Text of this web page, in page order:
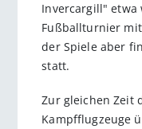
Invercargill" etwa
Fußballturnier mit
der Spiele aber
statt.
Zur gleichen Zeit
Kampfflugzeuge